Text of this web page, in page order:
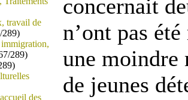
travail de
289)
289)
des
concernait
n’ont pas
une moindre
de jeunes